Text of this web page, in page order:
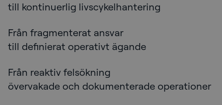
till kontinuerlig livscykelhantering
Från fragmenterat ansvar
till definierat operativt ägande
Från reaktiv felsökning
övervakade och dokumenterade operationer